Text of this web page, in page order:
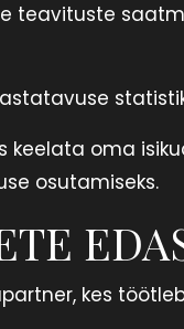
teavituste
keelata oma
osutamiseks.
kes